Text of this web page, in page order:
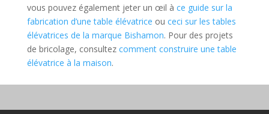
vous pouvez également jeter un œil à ce guide sur la
fabrication d’une table élévatrice ou ceci sur les tables
élévatrices de la marque Bishamon. Pour des projets
de bricolage, consultez comment construire une table
élévatrice à la maison.